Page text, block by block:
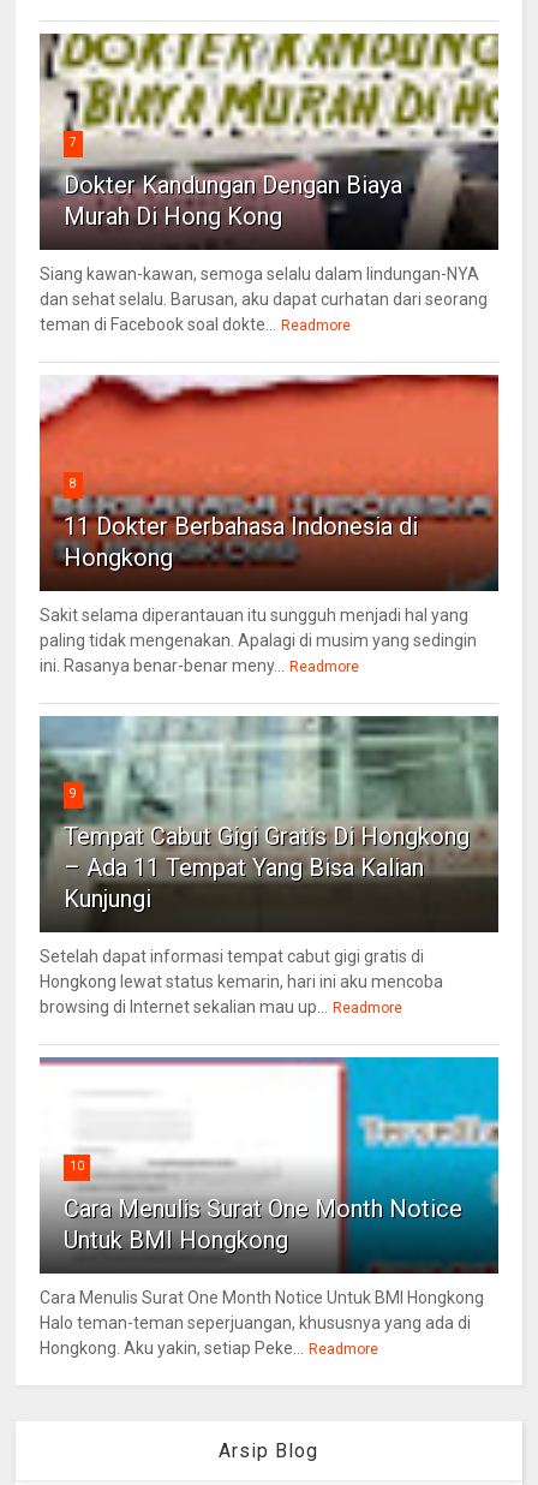
7
Dokter Kandungan Dengan Biaya
Murah Di Hong Kong
Siang kawan-kawan, semoga selalu dalam lindungan-NYA
dan sehat selalu. Barusan, aku dapat curhatan dari seorang
teman di Facebook soal dokte... Readmore
8
11 Dokter Berbahasa Indonesia di
Hongkong
Sakit selama diperantauan itu sungguh menjadi hal yang
paling tidak mengenakan. Apalagi di musim yang sedingin
ini. Rasanya benar-benar meny... Readmore
9
Tempat Cabut Gigi Gratis Di Hongkong
– Ada 11 Tempat Yang Bisa Kalian
Kunjungi
Setelah dapat informasi tempat cabut gigi gratis di
Hongkong lewat status kemarin, hari ini aku mencoba
browsing di Internet sekalian mau up... Readmore
10
Cara Menulis Surat One Month Notice
Untuk BMI Hongkong
Cara Menulis Surat One Month Notice Untuk BMI Hongkong
Halo teman-teman seperjuangan, khususnya yang ada di
Hongkong. Aku yakin, setiap Peke... Readmore
Arsip Blog